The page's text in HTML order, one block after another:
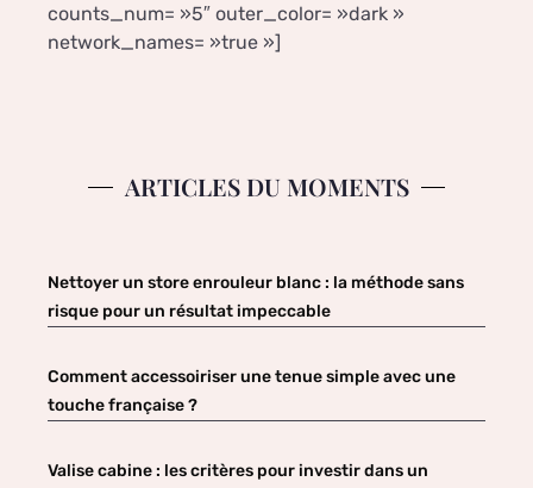
counts_num= »5″ outer_color= »dark »
network_names= »true »]
ARTICLES DU MOMENTS
Nettoyer un store enrouleur blanc : la méthode sans
risque pour un résultat impeccable
Comment accessoiriser une tenue simple avec une
touche française ?
Valise cabine : les critères pour investir dans un